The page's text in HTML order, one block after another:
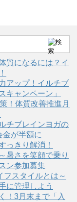
質になるには？イ
アップ！イルチブ
キャンペーン」
！体質改善推進月
チブレインヨガの
金が半額に
っきり解消！
暑さを笑顔で乗り
ン参加募集
フスタイルとは～
に管理しよう
！3月末まで「入